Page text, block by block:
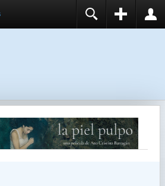
RECUÉRDEME
IDENTIFICARSE